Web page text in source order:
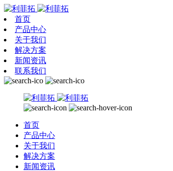
首页
产品中心
关于我们
解决方案
新闻资讯
联系我们
首页
产品中心
关于我们
解决方案
新闻资讯